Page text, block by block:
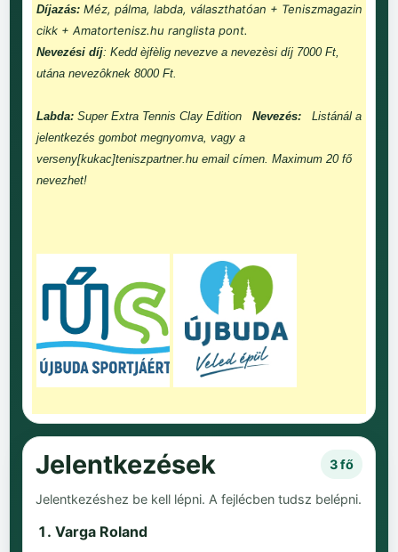
Díjazás: Méz, pálma, labda, választhatóan + Teniszmagazin
cikk + Amatortenisz.hu ranglista pont.
Nevezési díj: Kedd èjfèlig nevezve a nevezèsi díj 7000 Ft,
utána nevezôknek 8000 Ft.
Labda: Super Extra Tennis Clay Edition Nevezés:
Listánál a
jelentkezés gombot megnyomva, vagy a
verseny[kukac]teniszpartner.hu email címen. Maximum 20 fő
nevezhet!
Jelentkezések 3 fő
Jelentkezéshez be kell lépni. A fejlécben tudsz belépni.
Varga Roland